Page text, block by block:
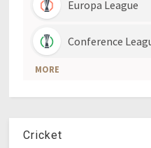
Cricket